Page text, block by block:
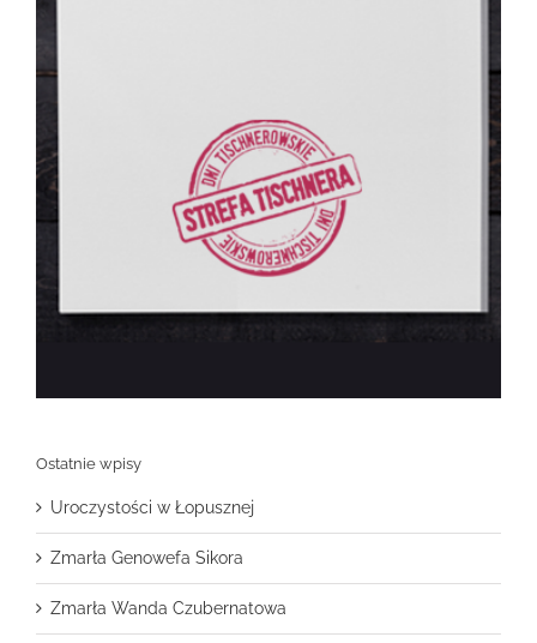
Ostatnie wpisy
Uroczystości w Łopusznej
Zmarła Genowefa Sikora
Zmarła Wanda Czubernatowa